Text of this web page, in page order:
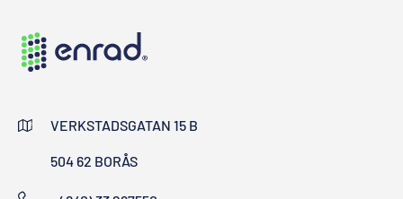
VERKSTADSGATAN 15 B
504 62 BORÅS